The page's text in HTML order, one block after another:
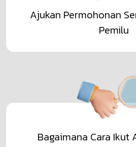
Ajukan Permohonan
Pemilu
Bagaimana Cara Ikut